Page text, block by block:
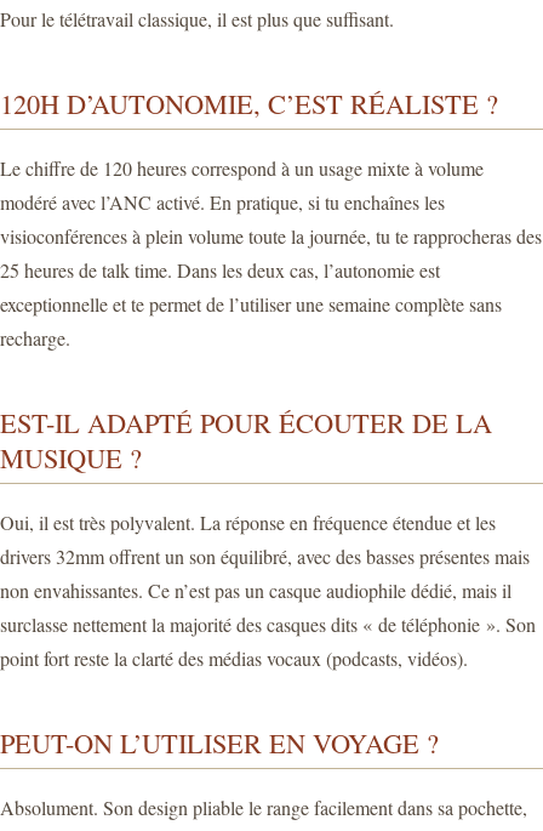
Pour le télétravail classique, il est plus que suffisant.
120H D’AUTONOMIE, C’EST RÉALISTE ?
Le chiffre de 120 heures correspond à un usage mixte à volume
modéré avec l’ANC activé. En pratique, si tu enchaînes les
visioconférences à plein volume toute la journée, tu te rapprocheras des
25 heures de talk time. Dans les deux cas, l’autonomie est
exceptionnelle et te permet de l’utiliser une semaine complète sans
recharge.
EST-IL ADAPTÉ POUR ÉCOUTER DE LA
MUSIQUE ?
Oui, il est très polyvalent. La réponse en fréquence étendue et les
drivers 32mm offrent un son équilibré, avec des basses présentes mais
non envahissantes. Ce n’est pas un casque audiophile dédié, mais il
surclasse nettement la majorité des casques dits « de téléphonie ». Son
point fort reste la clarté des médias vocaux (podcasts, vidéos).
PEUT-ON L’UTILISER EN VOYAGE ?
Absolument. Son design pliable le range facilement dans sa pochette,